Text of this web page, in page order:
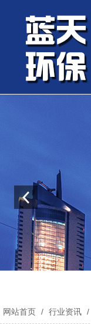
网站首页 / 行业资讯 /